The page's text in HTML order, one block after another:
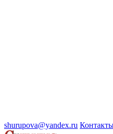
shurupova@yandex.ru